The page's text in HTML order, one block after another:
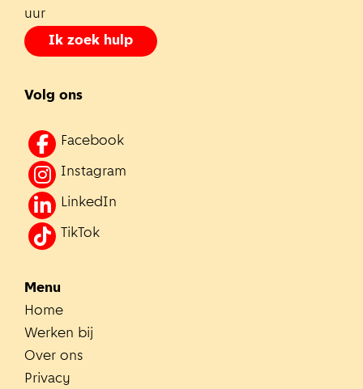
uur
Ik zoek hulp
Volg ons
Facebook
Instagram
LinkedIn
TikTok
Menu
Home
Werken bij
Over ons
Privacy